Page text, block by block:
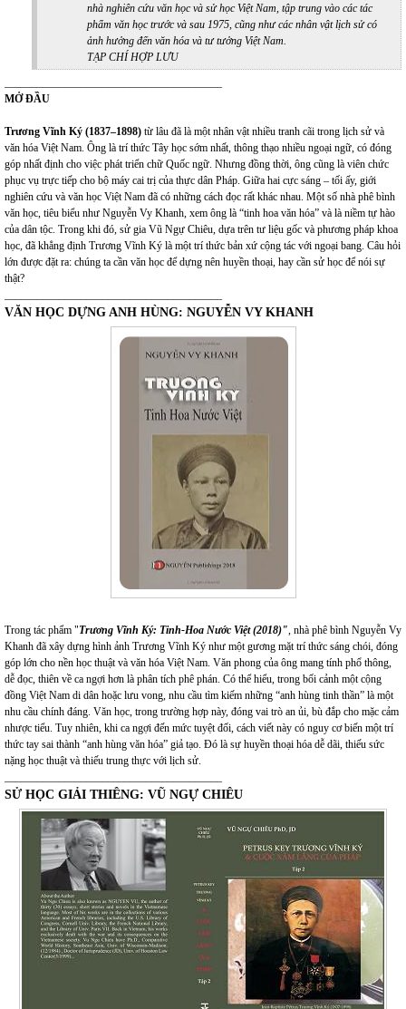
nhà nghiên cứu văn học và sử học Việt Nam, tập trung vào các tác
phẩm văn học trước và sau 1975, cũng như các nhân vật lịch sử có
ảnh hưởng đến văn hóa và tư tưởng Việt Nam.
TẠP CHÍ HỢP LƯU
MỞ ĐẦU
Trương Vĩnh Ký (1837–1898) từ lâu đã là một nhân vật nhiều tranh cãi trong lịch sử và
văn hóa Việt Nam. Ông là trí thức Tây học sớm nhất, thông thạo nhiều ngoại ngữ, có đóng
góp nhất định cho việc phát triển chữ Quốc ngữ. Nhưng đồng thời, ông cũng là viên chức
phục vụ trực tiếp cho bộ máy cai trị của thực dân Pháp. Giữa hai cực sáng – tối ấy, giới
nghiên cứu và văn học Việt Nam đã có những cách đọc rất khác nhau. Một số nhà phê bình
văn học, tiêu biểu như Nguyễn Vy Khanh, xem ông là “tinh hoa văn hóa” và là niềm tự hào
của dân tộc. Trong khi đó, sử gia Vũ Ngự Chiêu, dựa trên tư liệu gốc và phương pháp khoa
học, đã khẳng định Trương Vĩnh Ký là một trí thức bản xứ cộng tác với ngoại bang. Câu hỏi
lớn được đặt ra: chúng ta cần văn học để dựng nên huyền thoại, hay cần sử học để nói sự
thật?
VĂN HỌC DỰNG ANH HÙNG: NGUYỄN VY KHANH
Trong tác phẩm "Trương Vĩnh Ký: Tinh-Hoa Nước Việt (2018)", nhà phê bình Nguyễn Vy
Khanh đã xây dựng hình ảnh Trương Vĩnh Ký như một gương mặt trí thức sáng chói, đóng
góp lớn cho nền học thuật và văn hóa Việt Nam. Văn phong của ông mang tính phổ thông,
dễ đọc, thiên về ca ngợi hơn là phân tích phê phán. Có thể hiểu, trong bối cảnh một cộng
đồng Việt Nam di dân hoặc lưu vong, nhu cầu tìm kiếm những “anh hùng tinh thần” là một
nhu cầu chính đáng. Văn học, trong trường hợp này, đóng vai trò an ủi, bù đắp cho mặc cảm
nhược tiểu. Tuy nhiên, khi ca ngợi đến mức tuyệt đối, cách viết này có nguy cơ biến một trí
thức tay sai thành “anh hùng văn hóa” giả tạo. Đó là sự huyền thoại hóa dễ dãi, thiếu sức
nặng học thuật và thiếu trung thực với lịch sử.
SỬ HỌC GIẢI THIÊNG: VŨ NGỰ CHIÊU